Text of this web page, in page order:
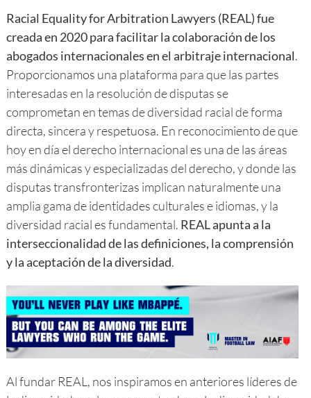
Racial Equality for Arbitration Lawyers (REAL) fue
creada en 2020 para facilitar la colaboración de los
abogados internacionales en el arbitraje internacional.
Proporcionamos una plataforma para que las partes
interesadas en la resolución de disputas se
comprometan en temas de diversidad racial de forma
directa, sincera y respetuosa. En reconocimiento de que
hoy en día el derecho internacional es una de las áreas
más dinámicas y especializadas del derecho, y donde las
disputas transfronterizas implican naturalmente una
amplia gama de identidades culturales e idiomas, y la
diversidad racial es fundamental. REAL apunta a la
interseccionalidad de las definiciones, la comprensión
y la aceptación de la diversidad.
Al fundar REAL, nos inspiramos en anteriores líderes de